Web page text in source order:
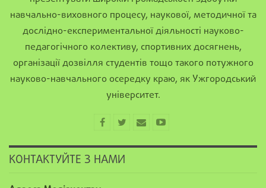
навчально-виховного процесу, наукової, методичної та
дослідно-експериментальної діяльності науково-
педагогічного колективу, спортивних досягнень,
організації дозвілля студентів тощо такого потужного
науково-навчального осередку краю, як Ужгородський
університет.
КОНТАКТУЙТЕ З НАМИ